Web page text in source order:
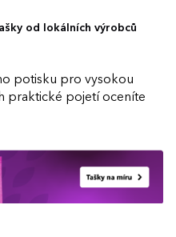
od lokálních výrobců
potisku pro vysokou
praktické pojetí oceníte